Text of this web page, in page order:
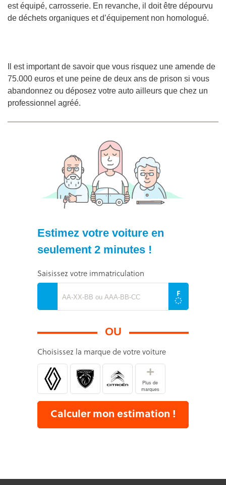
est équipé, carrosserie. En revanche, il doit être dépourvu
de déchets organiques et d’équipement non homologué.
Il est important de savoir que vous risquez une amende de
75.000 euros et une peine de deux ans de prison si vous
abandonnez ou déposez votre auto ailleurs que chez un
professionnel agréé.
Estimez votre voiture en
seulement 2 minutes !
Saisissez votre immatriculation
OU
Choisissez la marque de votre voiture
+
Plus de
marques
Calculer mon estimation !